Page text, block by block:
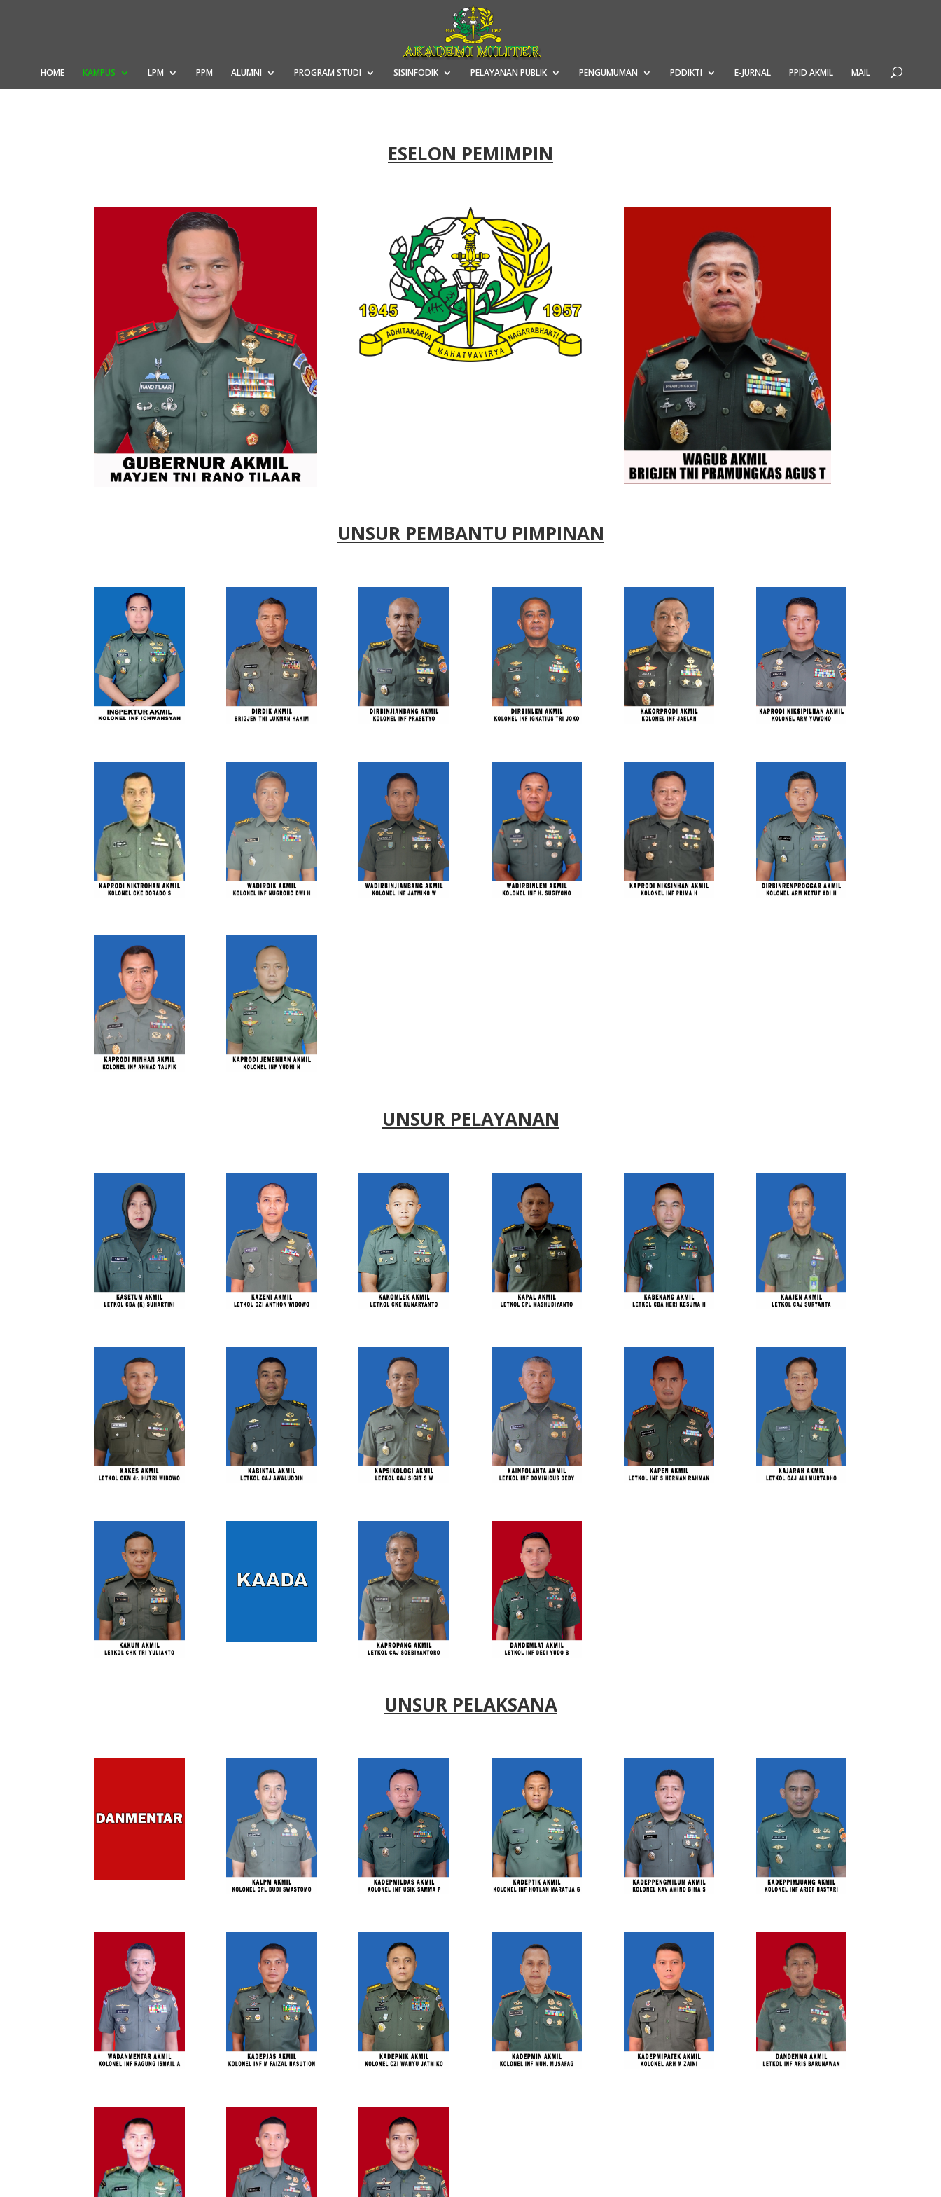
HOME KAMPUS LPM PPM ALUMNI PROGRAM STUDI SISINFODIK PELAYANAN PUBLIK PENGUMUMAN PDDIKTI E-JURNAL PPID AKMIL MAIL
ESELON PEMIMPIN
UNSUR PEMBANTU PIMPINAN
UNSUR PELAYANAN
UNSUR PELAKSANA